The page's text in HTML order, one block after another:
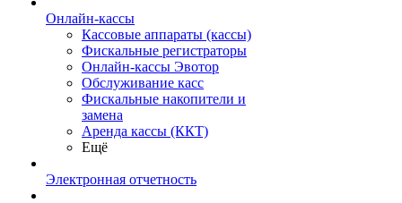
Онлайн-кассы
Кассовые аппараты (кассы)
Фискальные регистраторы
Онлайн-кассы Эвотор
Обслуживание касс
Фискальные накопители и
замена
Аренда кассы (ККТ)
Ещё
Электронная отчетность